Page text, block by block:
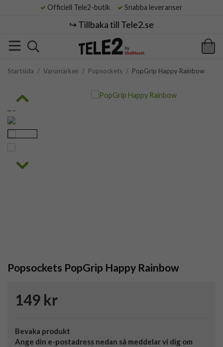
Officiell Tele2-butik Snabba leveranser
↪️ Tillbaka till Tele2.se
Startsida / Varumärken / Popsockets / PopGrip Happy Rainbow
Popsockets PopGrip Happy Rainbow
149 kr
Bevaka produkt
Ange din e-postadress nedan så meddelar vi dig om